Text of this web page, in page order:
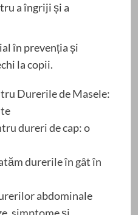
a îngriji și a
în prevenția și
la copii.
Durerile de Masele:
dureri de cap: o
durerile în gât în
abdominale